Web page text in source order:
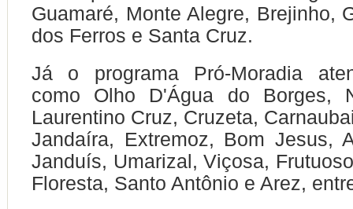
Guamaré, Monte Alegre, Brejinho,
dos Ferros e Santa Cruz.
Já o programa Pró-Moradia
como Olho D'Água do Borges,
Laurentino Cruz, Cruzeta,
Jandaíra, Extremoz, Bom Jesus,
Janduís, Umarizal, Viçosa,
Floresta, Santo Antônio e Arez,